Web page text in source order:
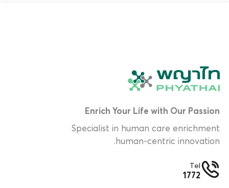
Enrich Your Life with Our Passion
Specialist in human care enrichment
human-centric innovation.
Tel
1772